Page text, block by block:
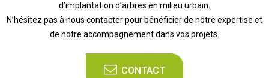
d’implantation d’arbres en milieu urbain.
N’hésitez pas à nous contacter pour bénéficier de notre expertise et
de notre accompagnement dans vos projets.
CONTACT